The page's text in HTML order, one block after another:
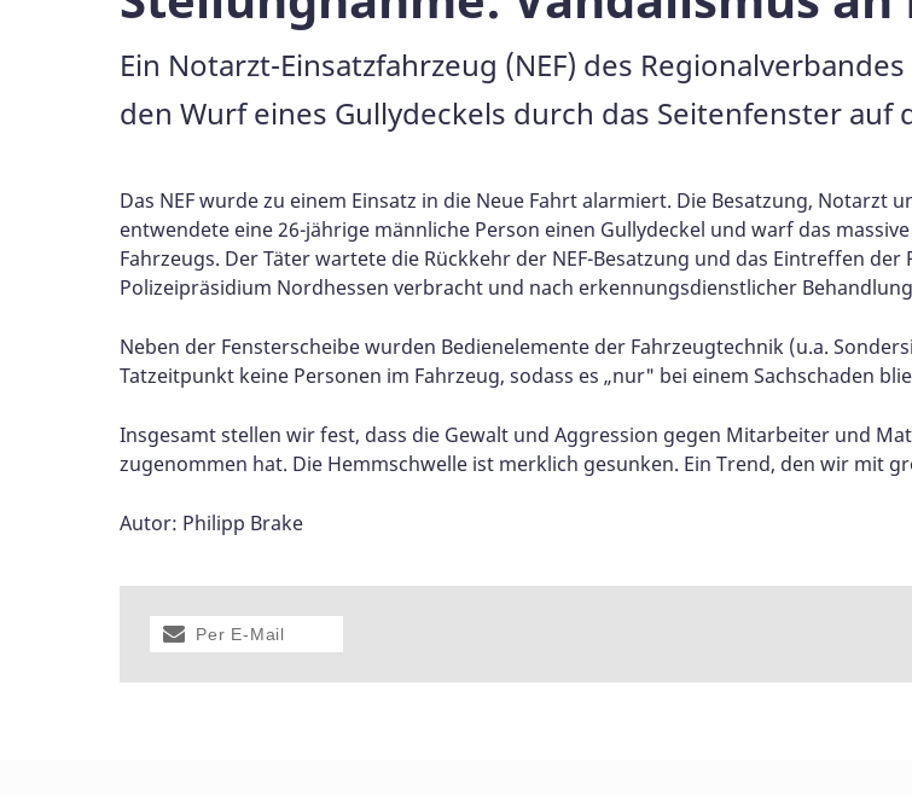
Ein Notarzt-Einsatzfahrzeug (NEF) des
den Wurf eines Gullydeckels durch das Seitenfenster auf
Das NEF wurde zu einem Einsatz in die Neue Fahrt alarmiert. Die Besatzung, Notarzt
entwendete eine 26-jährige männliche Person einen Gullydeckel und warf das
Fahrzeugs. Der Täter wartete die Rückkehr der NEF-Besatzung und das Eintreffen
Polizeipräsidium Nordhessen verbracht und nach erkennungsdienstlicher
Neben der Fensterscheibe wurden Bedienelemente der Fahrzeugtechnik (u.a.
Tatzeitpunkt keine Personen im Fahrzeug, sodass es „nur" bei einem Sachschaden
Insgesamt stellen wir fest, dass die Gewalt und Aggression gegen Mitarbeiter und
zugenommen hat. Die Hemmschwelle ist merklich gesunken. Ein Trend, den wir mit
Autor: Philipp Brake
Per E-Mail